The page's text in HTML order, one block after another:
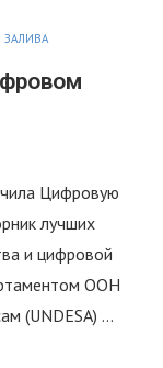
ЗАЛИВА
Цифровую
лучших
и цифровой
ООН
(UNDESA) …